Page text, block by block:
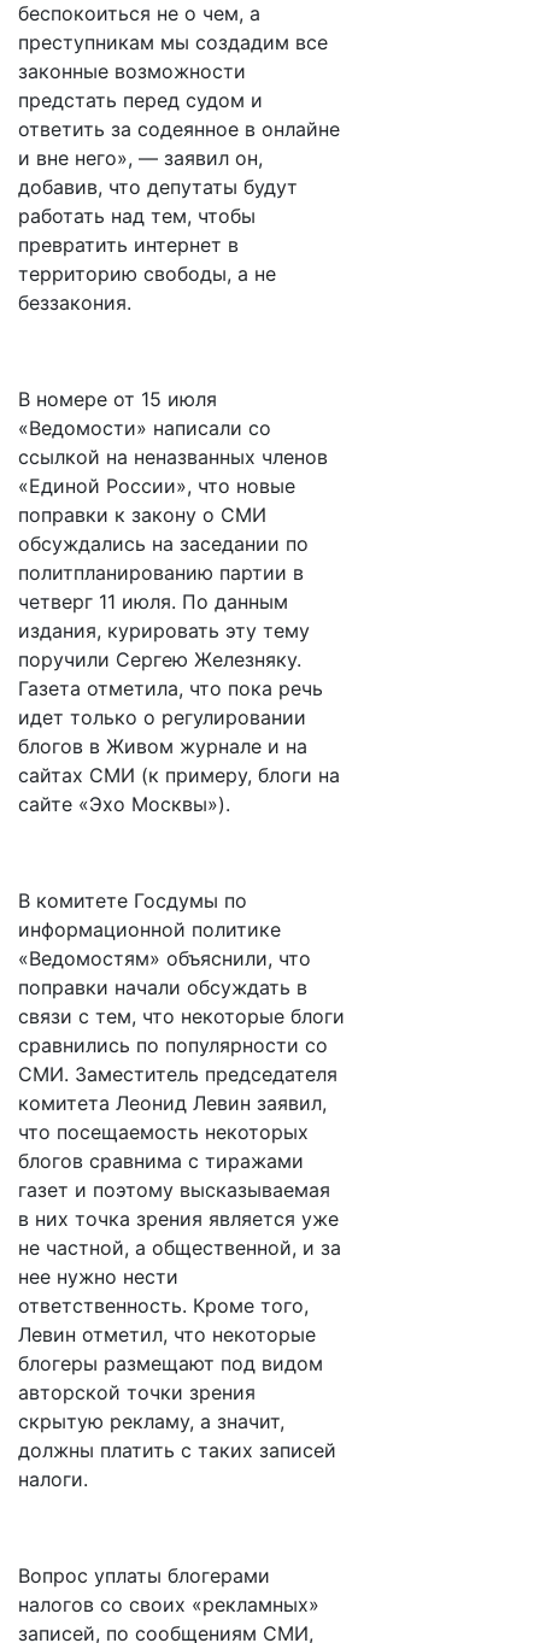
беспокоиться не о чем, а
преступникам мы создадим все
законные возможности
предстать перед судом и
ответить за содеянное в онлайне
и вне него», — заявил он,
добавив, что депутаты будут
работать над тем, чтобы
превратить интернет в
территорию свободы, а не
беззакония.
В номере от 15 июля
«Ведомости» написали со
ссылкой на неназванных членов
«Единой России», что новые
поправки к закону о СМИ
обсуждались на заседании по
политпланированию партии в
четверг 11 июля. По данным
издания, курировать эту тему
поручили Сергею Железняку.
Газета отметила, что пока речь
идет только о регулировании
блогов в Живом журнале и на
сайтах СМИ (к примеру, блоги на
сайте «Эхо Москвы»).
В комитете Госдумы по
информационной политике
«Ведомостям» объяснили, что
поправки начали обсуждать в
связи с тем, что некоторые блоги
сравнились по популярности со
СМИ. Заместитель председателя
комитета Леонид Левин заявил,
что посещаемость некоторых
блогов сравнима с тиражами
газет и поэтому высказываемая
в них точка зрения является уже
не частной, а общественной, и за
нее нужно нести
ответственность. Кроме того,
Левин отметил, что некоторые
блогеры размещают под видом
авторской точки зрения
скрытую рекламу, а значит,
должны платить с таких записей
налоги.
Вопрос уплаты блогерами
налогов со своих «рекламных»
записей, по сообщениям СМИ,